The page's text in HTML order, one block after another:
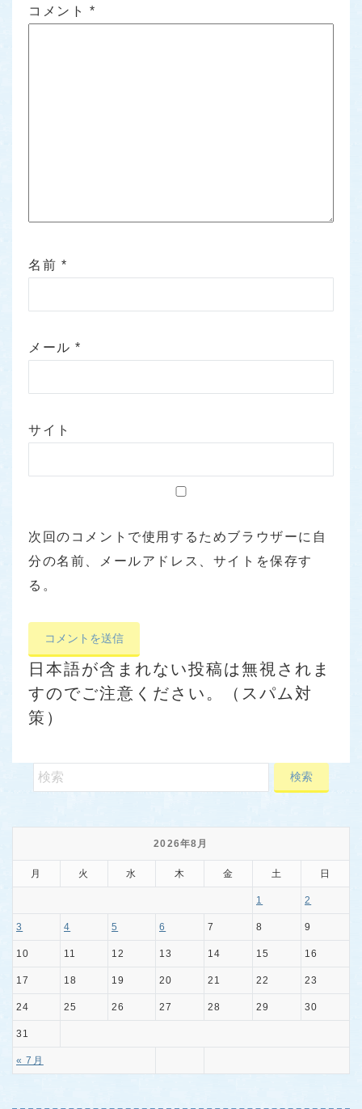
コメント *
名前 *
メール*
サイト
次回のコメントで使用するためブラウザーに自
分の名前、メールアドレス、サイトを保存す
る。
日本語が含まれない投稿は無視されま
すのでご注意ください。（スパム対
策）
2026年8月
月 火 水 木 金 土 日
« 7月
1 2
3 4 5 6 7 8 9
10 11 12 13 14 15 16
17 18 19 20 21 22 23
24 25 26 27 28 29 30
31